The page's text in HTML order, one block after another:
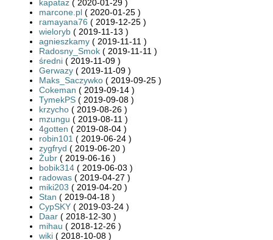
kapataz ( 2020-01-29 )
marcone.pl ( 2020-01-25 )
ramayana76 ( 2019-12-25 )
wieloryb ( 2019-11-13 )
agnieszkamy ( 2019-11-11 )
Radosny_Smok ( 2019-11-11 )
średni ( 2019-11-09 )
Gerwazy ( 2019-11-09 )
Maks_Saczywko ( 2019-09-25 )
Cokeman ( 2019-09-14 )
TymekPS ( 2019-09-08 )
krzycho ( 2019-08-26 )
mzungu ( 2019-08-11 )
4gotten ( 2019-08-04 )
robin101 ( 2019-06-24 )
zygfryd ( 2019-06-20 )
Żubr ( 2019-06-16 )
bobik314 ( 2019-06-03 )
radowas ( 2019-04-27 )
miki203 ( 2019-04-20 )
Stan ( 2019-04-18 )
CypSKY ( 2019-03-24 )
Daar ( 2018-12-30 )
mihau ( 2018-12-26 )
wiki ( 2018-10-08 )